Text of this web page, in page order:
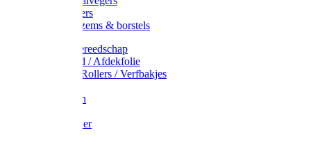
Vloertrekkers
Onkruidbezems & borstels
Schildersgereedschap
Afplakband / Afdekfolie
Kwasten / Rollers / Verfbakjes
Afdekfoliën
Schuurpapier